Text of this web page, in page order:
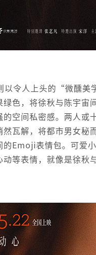
以令人上头的“微醺
色，将徐秋与陈宇
空间私密感。两人
瓦解，将都市男女
的Emoji表情包。可爱
等表情，就像是徐